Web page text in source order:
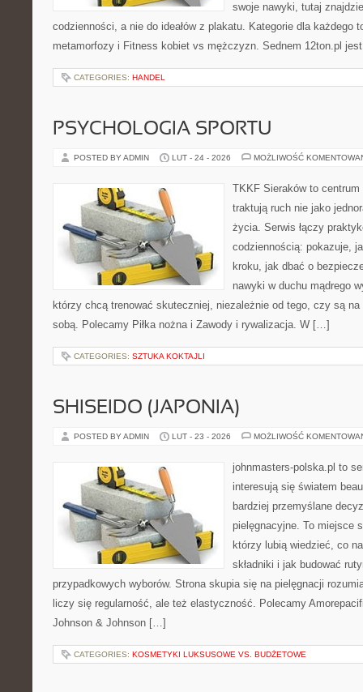
swoje nawyki, tutaj
codzienności, a nie do ideałów z plakatu. Kategorie dla każdego
metamorfozy i Fitness kobiet vs mężczyzn. Sednem 12ton.pl
CATEGORIES: HANDEL
PSYCHOLOGIA SPORTU
POSTED BY ADMIN LUT - 24 - 2026 MOŻLIWOŚĆ
TKKF Sieraków to
traktują ruch nie jako
życia. Serwis łączy
codziennością: pokazuje,
kroku, jak dbać o
nawyki w duchu mądrego
którzy chcą trenować skuteczniej, niezależnie od tego, czy są na
sobą. Polecamy Piłka nożna i Zawody i rywalizacja. W […]
CATEGORIES: SZTUKA KOKTAJLI
SHISEIDO (JAPONIA)
POSTED BY ADMIN LUT - 23 - 2026 MOŻLIWOŚĆ
johnmasters-polska.pl to
interesują się światem
bardziej przemyślane
pielęgnacyjne. To miejsce
którzy lubią wiedzieć, co
składniki i jak budować
przypadkowych wyborów. Strona skupia się na pielęgnacji
liczy się regularność, ale też elastyczność. Polecamy
Johnson & Johnson […]
CATEGORIES: KOSMETYKI LUKSUSOWE VS. BUDŻETOWE